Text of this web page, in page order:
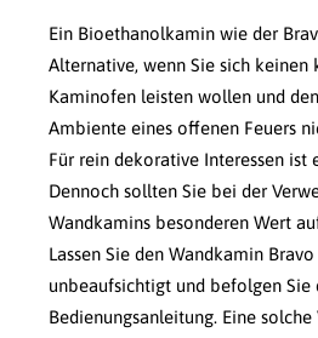
Ein Bioethanolkamin wie der
Alternative, wenn Sie sich
Kaminofen leisten wollen und
Ambiente eines offenen Feuers
Für rein dekorative Interessen ist
Dennoch sollten Sie bei der
Wandkamins besonderen Wert
Lassen Sie den Wandkamin
unbeaufsichtigt und befolgen Sie
Bedienungsanleitung. Eine